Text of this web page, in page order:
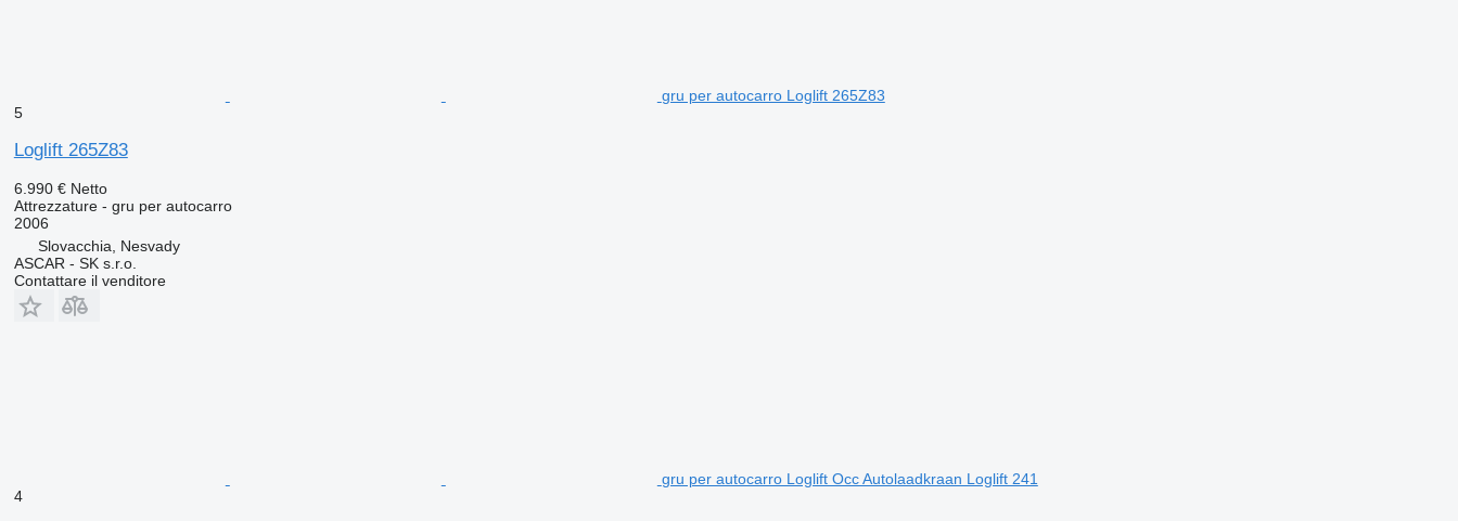
gru per autocarro Loglift 265Z83
5
Loglift 265Z83
6.990 € Netto
Attrezzature - gru per autocarro
2006
Slovacchia, Nesvady
ASCAR - SK s.r.o.
Contattare il venditore
gru per autocarro Loglift Occ Autolaadkraan Loglift 241
4